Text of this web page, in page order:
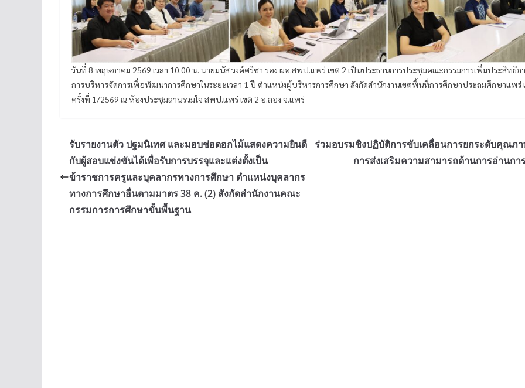
วันที่ 8 พฤษภาคม 2569 เวลา 10.00 น. นายมนัส วงค์ศรีชา รอง ผอ.สพป.แพร่ เขต 2 เป็นประธานการประชุมคณะกรรมการเพิ่มประสิทธิภ
การบริหารจัดการเพื่อพัฒนาการศึกษาในระยะเวลา 1 ปี ตำแหน่งผู้บริหารการศึกษา สังกัดสำนักงานเขตพื้นที่การศึกษาประถมศึกษาแพร่
ครั้งที่ 1/2569 ณ ห้องประชุมลานรวมใจ สพป.แพร่ เขต 2 อ.ลอง จ.แพร่
รับรายงานตัว ปฐมนิเทศ และมอบช่อดอกไม้แสดงความยินดี
กับผู้สอบแข่งขันได้เพื่อรับการบรรจุและแต่งตั้งเป็น
ข้าราชการครูและบุคลากรทางการศึกษา ตำแหน่งบุคลากร
ทางการศึกษาอื่นตามมาตร 38 ค. (2) สังกัดสำนักงานคณะ
กรรมการการศึกษาขั้นพื้นฐาน
ร่วมอบรมชิงปฏิบัติการขับเคลื่อนการยกระดับคุณภ
การส่งเสริมความสามารถด้านการอ่านกา